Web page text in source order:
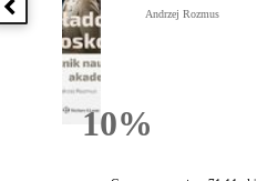
Poprzednia książka
10%Rabatu
Andrzej Rozmus